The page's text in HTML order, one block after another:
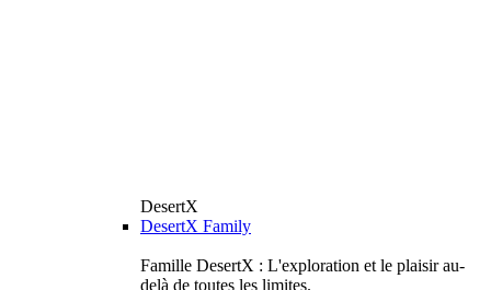
DesertX
DesertX Family
Famille DesertX : L'exploration et le plaisir au-
delà de toutes les limites.